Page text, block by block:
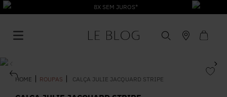
8X SEM JUROS*
ROUPAS CALÇA JULIE JACQUARD STRIPE